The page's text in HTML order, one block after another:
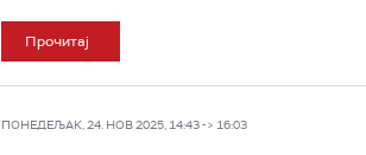
Прочитај
ПОНЕДЕЉАК, 24. НОВ 2025, 14:43 -> 16:03